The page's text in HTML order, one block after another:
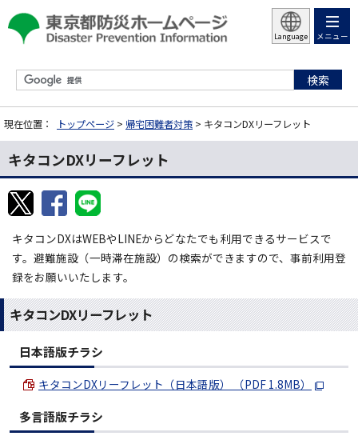
Language メニュー
現在位置： トップページ > 帰宅困難者対策 > キタコンDXリーフレット
キタコンDXリーフレット
キタコンDXはWEBやLINEからどなたでも利用できるサービスで
す。避難施設（一時滞在施設）の検索ができますので、事前利用登
録をお願いいたします。
キタコンDXリーフレット
日本語版チラシ
キタコンDXリーフレット（日本語版） （PDF 1.8MB）
多言語版チラシ